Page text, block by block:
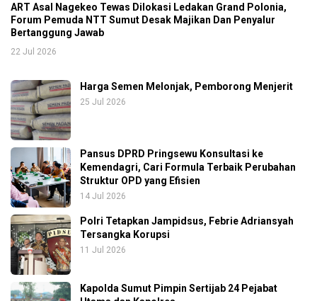
ART Asal Nagekeo Tewas Dilokasi Ledakan Grand Polonia,
Forum Pemuda NTT Sumut Desak Majikan Dan Penyalur
Bertanggung Jawab
22 Jul 2026
Harga Semen Melonjak, Pemborong Menjerit
25 Jul 2026
Pansus DPRD Pringsewu Konsultasi ke
Kemendagri, Cari Formula Terbaik Perubahan
Struktur OPD yang Efisien
14 Jul 2026
Polri Tetapkan Jampidsus, Febrie Adriansyah
Tersangka Korupsi
11 Jul 2026
Kapolda Sumut Pimpin Sertijab 24 Pejabat